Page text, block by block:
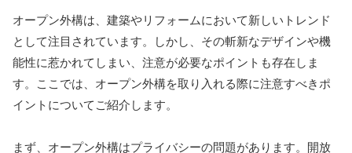
オープン外構は、建築やリフォームにおいて新しいトレンド
として注目されています。しかし、その斬新なデザインや機
能性に惹かれてしまい、注意が必要なポイントも存在しま
す。ここでは、オープン外構を取り入れる際に注意すべきポ
イントについてご紹介します。
まず、オープン外構はプライバシーの問題があります。開放